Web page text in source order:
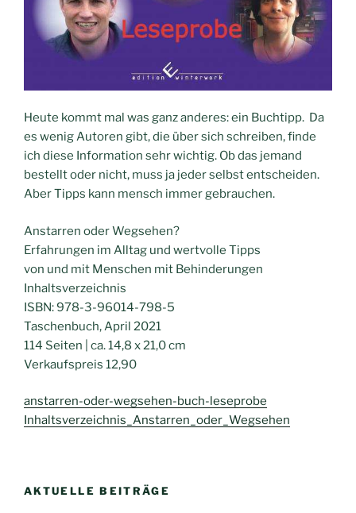
Heute kommt mal was ganz anderes: ein Buchtipp. Da
es wenig Autoren gibt, die über sich schreiben, finde
ich diese Information sehr wichtig. Ob das jemand
bestellt oder nicht, muss ja jeder selbst entscheiden.
Aber Tipps kann mensch immer gebrauchen.
Anstarren oder Wegsehen?
Erfahrungen im Alltag und wertvolle Tipps
von und mit Menschen mit Behinderungen
Inhaltsverzeichnis
ISBN: 978-3-96014-798-5
Taschenbuch, April 2021
114 Seiten | ca. 14,8 x 21,0 cm
Verkaufspreis 12,90
anstarren-oder-wegsehen-buch-leseprobe
Inhaltsverzeichnis_Anstarren_oder_Wegsehen
AKTUELLE BEITRÄGE